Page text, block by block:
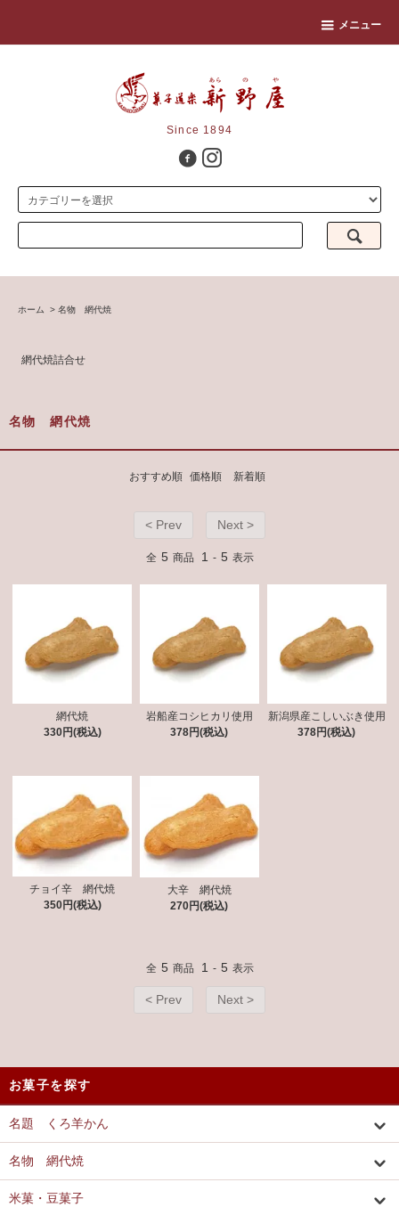
メニュー
Since 1894
ホーム > 名物 網代焼
網代焼詰合せ
名物 網代焼
おすすめ順 価格順 新着順
< Prev Next >
全 5 商品 1 - 5 表示
網代焼
330円(税込)
岩船産コシヒカリ使用
378円(税込)
新潟県産こしいぶき使用
378円(税込)
チョイ辛 網代焼
350円(税込)
大辛 網代焼
270円(税込)
全 5 商品 1 - 5 表示
< Prev Next >
お菓子を探す
名題 くろ羊かん
名物 網代焼
米菓・豆菓子